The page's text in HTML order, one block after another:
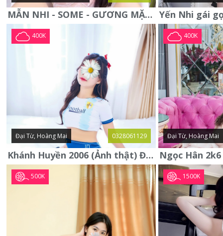
MẪN NHI - SOME - GƯƠNG MẶT XINH XẮN -CỰC CHIỀU KHÁCH
400K
Đại Từ, Hoàng Mai 0328061129
Khánh Huyền 2006 (Ảnh thật) Đại từ - Hoàng Mai
400K
Đại Từ, Hoàng Mai
500K 1500K